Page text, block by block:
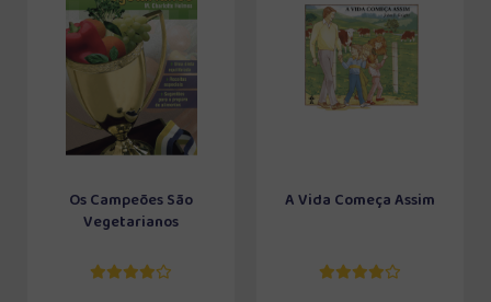
Os Campeões São
Vegetarianos
A Vida Começa Assim